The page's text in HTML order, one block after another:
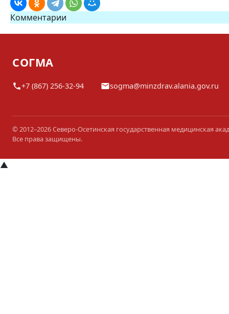
Комментарии
СОГМА
+7 (867) 256-32-94 sogma@minzdrav.alania.gov.ru
© 2012–2026 Северо-Осетинская государственная медицинская
Все права защищены.
▲